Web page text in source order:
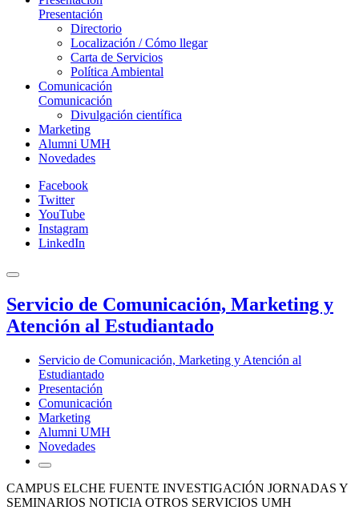
Presentación
Directorio
Localización / Cómo llegar
Carta de Servicios
Política Ambiental
Comunicación
Comunicación
Divulgación científica
Marketing
Alumni UMH
Novedades
Facebook
Twitter
YouTube
Instagram
LinkedIn
Servicio de Comunicación, Marketing y
Atención al Estudiantado
Servicio de Comunicación, Marketing y Atención al
Estudiantado
Presentación
Comunicación
Marketing
Alumni UMH
Novedades
CAMPUS ELCHE FUENTE INVESTIGACIÓN JORNADAS Y
SEMINARIOS NOTICIA OTROS SERVICIOS UMH